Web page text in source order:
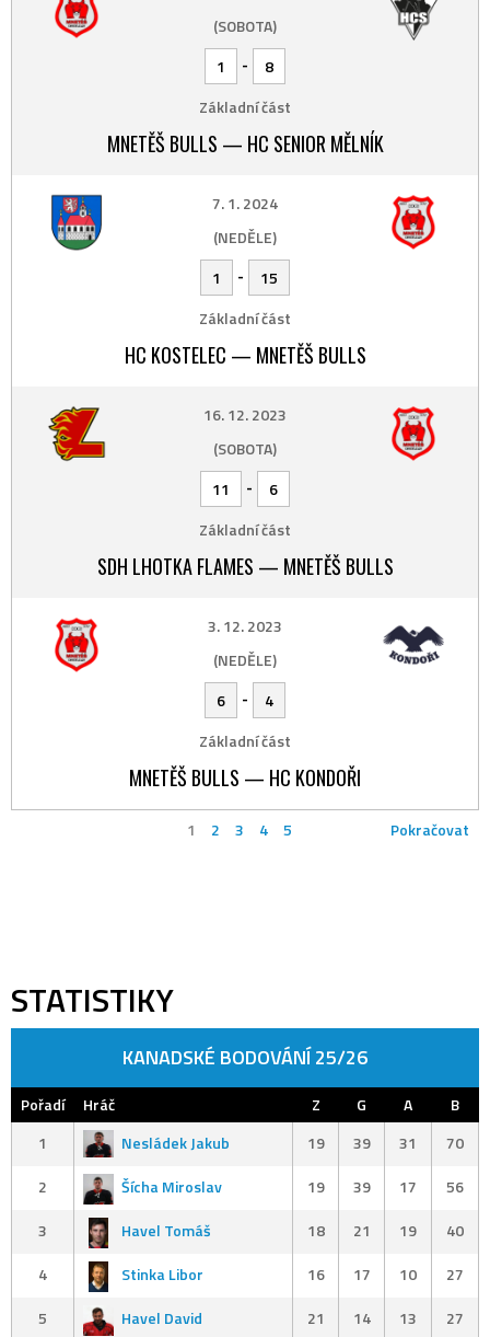
(SOBOTA)
1
-
8
Základní část
MNETĚŠ BULLS — HC SENIOR MĚLNÍK
7. 1. 2024
(NEDĚLE)
1
-
15
Základní část
HC KOSTELEC — MNETĚŠ BULLS
16. 12. 2023
(SOBOTA)
11
-
6
Základní část
SDH LHOTKA FLAMES — MNETĚŠ BULLS
3. 12. 2023
(NEDĚLE)
6
-
4
Základní část
MNETĚŠ BULLS — HC KONDOŘI
1 2 3 4 5 Pokračovat
STATISTIKY
KANADSKÉ BODOVÁNÍ 25/26
Pořadí Hráč Z G A
B
1
Nesládek Jakub 19 39 31
70
2
Šícha Miroslav 19 39 17
56
3
Havel Tomáš 18 21 19
40
4
Stinka Libor 16 17 10
27
5
Havel David 21 14 13
27